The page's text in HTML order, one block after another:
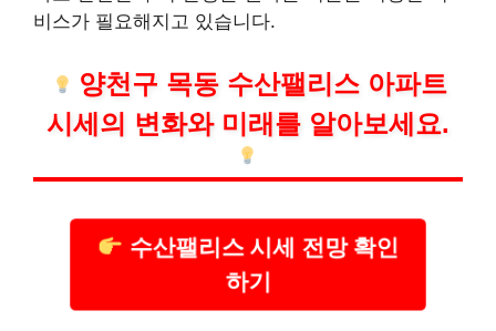
비스가 필요해지고 있습니다.
양천구 목동 수산팰리스 아파트
시세의 변화와 미래를 알아보세요.
수산팰리스 시세 전망 확인
하기